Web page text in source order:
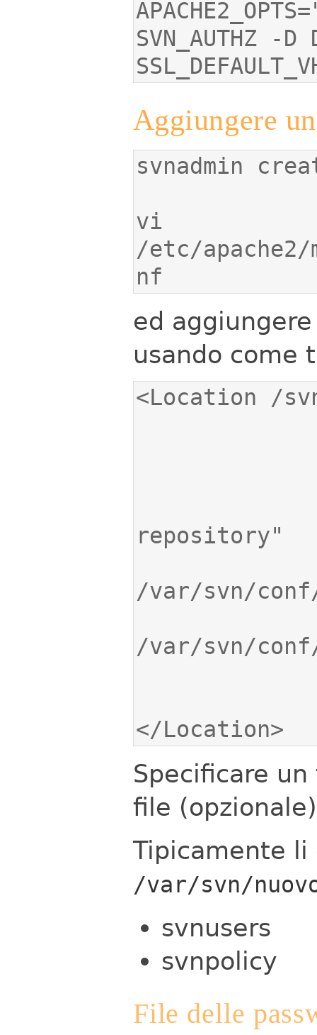
SVN_AUTHZ -
Aggiungere
vi
/etc/apache2/
nf
ed
usando come
</Location>
Specificare
file
Tipicamente
/var/svn/
svnusers
svnpolicy
File delle